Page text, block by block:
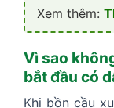
Xem thêm:
Vì sao
bắt đầu có
Khi bồn cầu